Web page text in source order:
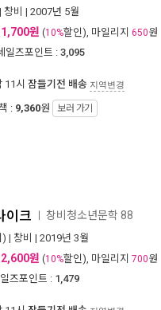
창비 | 2007년 5월
원 (10%할인), 마일리지 650원
일즈포인트 :3,095
11시 잠들기전 배송 지역변경
: 9,360원 보러 가기
이크 창비청소년문학 88
) | 창비 | 2019년 3월
원 (10%할인), 마일리지 700원
즈포인트 : 1,479